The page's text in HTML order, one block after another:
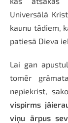
Universālā
kaunu tādiem,
patiesā Dieva
Lai gan
tomēr
nepiekrist,
vispirms
viņu ārpus